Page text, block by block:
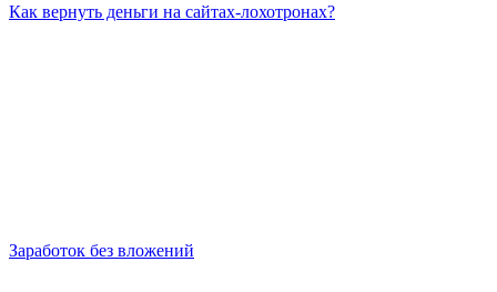
Как вернуть деньги на сайтах-лохотронах?
Заработок без вложений